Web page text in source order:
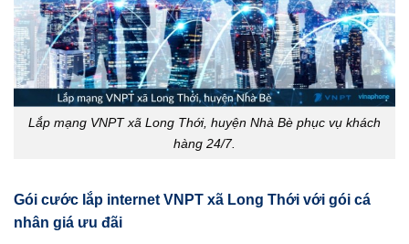
Lắp mạng VNPT xã Long Thới, huyện Nhà Bè phục vụ khách
hàng 24/7.
Gói cước lắp internet VNPT xã Long Thới với gói cá
nhân giá ưu đãi